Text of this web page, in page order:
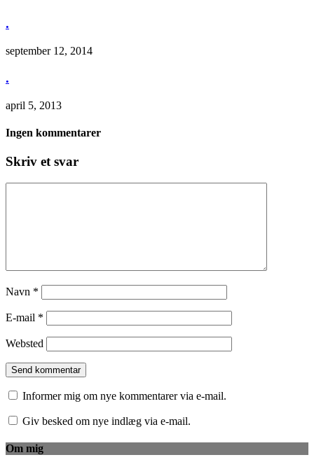
.
september 12, 2014
.
april 5, 2013
Ingen kommentarer
Skriv et svar
Navn *
E-mail *
Websted
Informer mig om nye kommentarer via e-mail.
Giv besked om nye indlæg via e-mail.
Om mig